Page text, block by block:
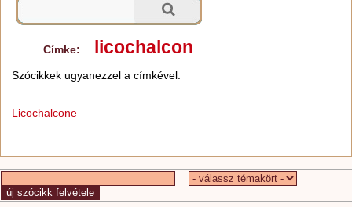
Címke: licochalcon
Szócikkek ugyanezzel a címkével:
Licochalcone